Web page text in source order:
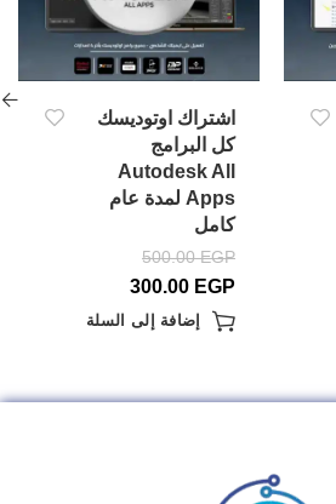
اشتراك اوتوديسك
كل البرامج
Autodesk All
Apps لمدة عام
كامل
500.00EGP
300.00 EGP
إضافة إلى السلة